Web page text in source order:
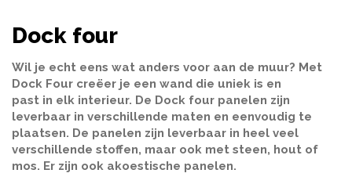
Dock four
Wil je echt eens wat anders voor aan de muur? Met
Dock Four creëer je een wand die uniek is en
past in elk interieur. De Dock four panelen zijn
leverbaar in verschillende maten en eenvoudig te
plaatsen. De panelen zijn leverbaar in heel veel
verschillende stoffen, maar ook met steen, hout of
mos. Er zijn ook akoestische panelen.